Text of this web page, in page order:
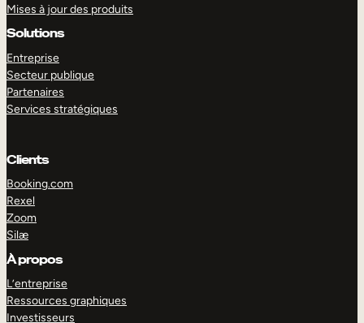
Mises à jour des produits
Solutions
Entreprise
Secteur publique
Partenaires
Services stratégiques
Clients
Booking.com
Rexel
Zoom
Silæ
À propos
L’entreprise
Ressources graphiques
Investisseurs